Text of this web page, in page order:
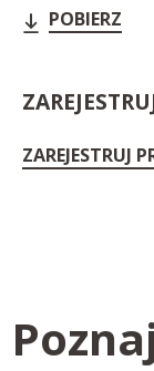
POBIERZ
ZAREJESTRUJ